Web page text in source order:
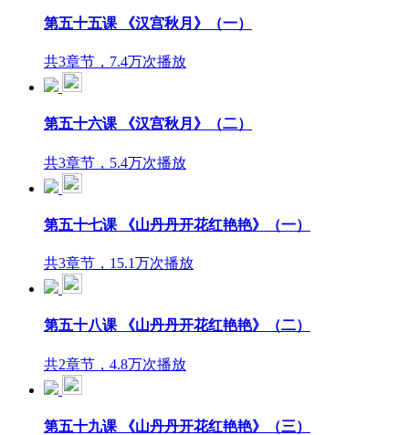
第五十五课 《汉宫秋月》（一）
共3章节，7.4万次播放
第五十六课 《汉宫秋月》（二）
共3章节，5.4万次播放
第五十七课 《山丹丹开花红艳艳》（一）
共3章节，15.1万次播放
第五十八课 《山丹丹开花红艳艳》（二）
共2章节，4.8万次播放
第五十九课 《山丹丹开花红艳艳》（三）